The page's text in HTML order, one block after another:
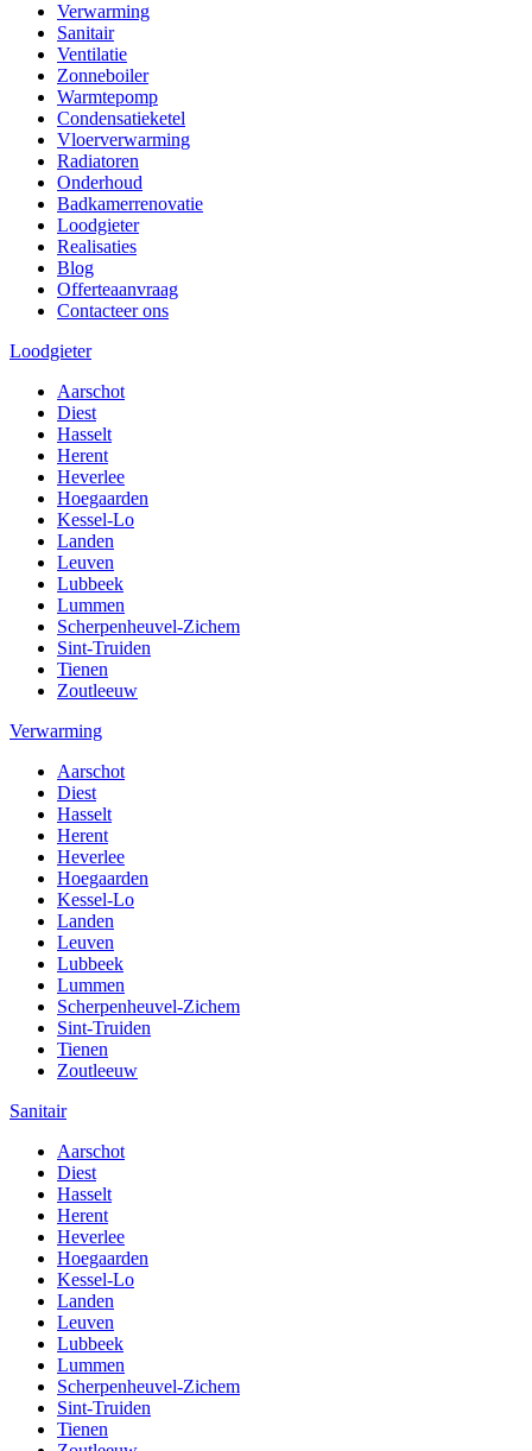
Verwarming
Sanitair
Ventilatie
Zonneboiler
Warmtepomp
Condensatieketel
Vloerverwarming
Radiatoren
Onderhoud
Badkamerrenovatie
Loodgieter
Realisaties
Blog
Offerteaanvraag
Contacteer ons
Loodgieter
Aarschot
Diest
Hasselt
Herent
Heverlee
Hoegaarden
Kessel-Lo
Landen
Leuven
Lubbeek
Lummen
Scherpenheuvel-Zichem
Sint-Truiden
Tienen
Zoutleeuw
Verwarming
Aarschot
Diest
Hasselt
Herent
Heverlee
Hoegaarden
Kessel-Lo
Landen
Leuven
Lubbeek
Lummen
Scherpenheuvel-Zichem
Sint-Truiden
Tienen
Zoutleeuw
Sanitair
Aarschot
Diest
Hasselt
Herent
Heverlee
Hoegaarden
Kessel-Lo
Landen
Leuven
Lubbeek
Lummen
Scherpenheuvel-Zichem
Sint-Truiden
Tienen